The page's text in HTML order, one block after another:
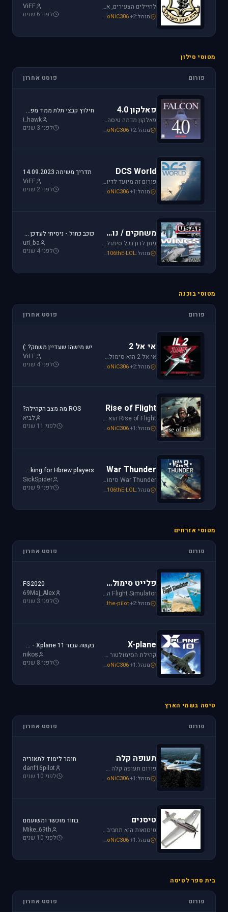
לחיילים הצעירים, אלו שעומדים ללבוש מדי זית ואלה שעדין קמים בבוקר לבית ספר, את כל הפרטים אודות הגיוס תמצאו כאן.
מנהל: loven SoNiC306+2
ViFF
לפני 6 שנים
מטוסי סילון
פורום פוסט אחרון
פאלקון 4.0
פאלקון מדמה טיסה בצורה ריאליסטית ומתקדמת במטוס ה-F-16. מתקשים? זקוקים לעזרה? רוצים לשתף תמונה או וידיאו מהטיסה שלכם ב- Falcon זהו הפורום המתאים.
מנהל: i_hawk SoNiC306+2
חילוץ קבצי תלת ממד מפאלקון
i_hawk
לפני 3 שנים
DCS World
פורום זה מיועד לדיון בסדרת הסימולטורים Digital Combat Simulator וכן בסדרת Lock On Modern Air Combat. מחפשים תמיכה? או סתם רוצים לשתף מידע ותמונות זהו המקום הנכון.
מנהל: SoNiC306+1
תדריך משימה 14.09.2023
ViFF
לפני 2 שנים
משחקים / נוסטלגיה
ניתן לדון בכל סימולטור טיסה או משחקים שאינם בגדר סימולטורים אשר אין להם פורום נפרד ובסימולטורים נוסטלגיים כגון: אף-15, אף-18, חיל האויר האמריקני, כוכב כחול - "חיל האויר הישראלי" וסטרייק פייטרס.
מנהל: Mike_69th ,106thE-LOL
כוכב כחול - ניסיתי לעדכן את לגירסה 1.1 וקיבלתי הודעת שגיאה.
uri_ba
לפני 4 שנים
מטוסי בוכנה
פורום פוסט אחרון
אי אל 2
אי אל 2 הוא סימולטור מלחמת העולם השניה מבית Oleg Maddox. טוס בספיטפייר ומוסטנג ושנה את ההיסטוריה במלחמות מעל שמי אירופה, צפון אפריקה והמזרח הרחוק.
מנהל: SoNiC306+2
יש מישהו שעדיין משחק? :)
ViFF
לפני 4 שנים
Rise of Flight
Rise of Flight הוא סימולטור מלחמת העולם הראשונה הטוב ביותר שיש! טוס בשמים הווירטואליים במטוסים האגדיים, Sopwith Camel, S.E.5a, Albatros D.Va וה-Fokker Dr.1 שטסו בהם אבירי מלחמת העולם. השמיים הווירטואליים צריכים אותך!
מנהל: Mike_69th SoNiC306+1
ROS מה מצב הקהילה?
לביא
לפני 11 שנים
War Thunder
War Thunder סימולטור טיסה קרבי השייך לתקופת מלחמת העולם השנייה, לכותר אפשרות לתפקד בקשת רחבה של רמות ריאליזם החל מאפשרות Arcade ועד לסימולטור של ממש.
מנהל: Mike_69th ,106thE-LOL
Looking for Hbrew players...
SickSpider
לפני 9 שנים
מטוסי אזרחים
פורום פוסט אחרון
פלייט סימולטור
Flight Simulator הוא סימולטור טיסה הפופולארי והריאליסטי ביותר בתחום התעופה האזרחית. שתף וקבל תמיכה עבור שדות תעופה, סינרים, צביעות ומטוסים עבור FSX ו-FS2004.
מנהל: Mike_69th ,the-pilot+2
FS2020
69Maj_Alex
לפני 3 שנים
X-plane
קהילת הסימולטור X-plane, סימולטור העתיד של התעופה האזרחית. בפורום תוכלו לקבל מידע ותמיכה. אז קדימה, תפסו את הג'ויסטיק והצטרפו לחוויה.
מנהל: Mike_69th SoNiC306+1
בקשה עבור Xplane 11 - צביעה של חברת ישראייר למטוס FF A320
nikos
לפני 8 שנים
טיסה בשמי הארץ
פורום פוסט אחרון
תעופה קלה
פורום תעופה קלה מתמחה בכל האפשרויות הקיימות: טייס ליום אחד, טיסה בשמי ישראל, חברות תעופה, בתי ספר לטיסה, רשיון טייס ואפילו טיסות רומנטיות.
מנהל: loven SoNiC306+1
חומר לימוד לתאוריה
danf16pilot
לפני 10 שנים
טיסנים
טיסנאות היא תחביב יקר, בואו לקבל תמיכה ומידע על טיסנים יד שניה, חנות טיסנים, טיסנים למתחילים וכמובן לשתף את החברים בחוויות. הצטרפו לפורום טיסנים!
מנהל: Iaf_Assaf SoNiC306+1
בחור מוכשר ומשועמם
Mike_69th
לפני 10 שנים
בית ספר לטיסה
פורום פוסט אחרון